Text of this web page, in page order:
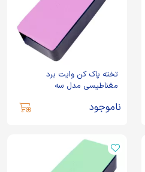
تخته پاک کن وایت برد
مغناطیسی مدل سه
ناموجود